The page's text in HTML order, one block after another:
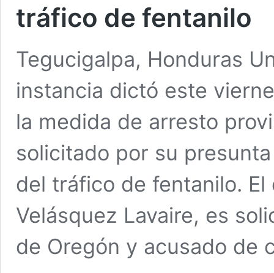
tráfico de fentanilo
Tegucigalpa, Honduras
instancia dictó este
la medida de arresto
solicitado por su
del tráfico de fentanilo.
Velásquez Lavaire, es
de Oregón y acusado